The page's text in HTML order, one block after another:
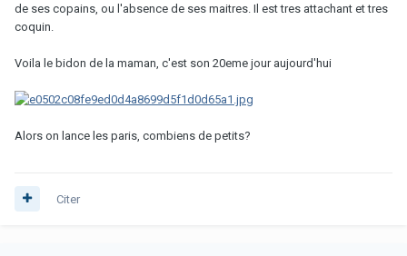
de ses copains, ou l'absence de ses maitres. Il est tres attachant et tres
coquin.
Voila le bidon de la maman, c'est son 20eme jour aujourd'hui
Alors on lance les paris, combiens de petits?
Citer